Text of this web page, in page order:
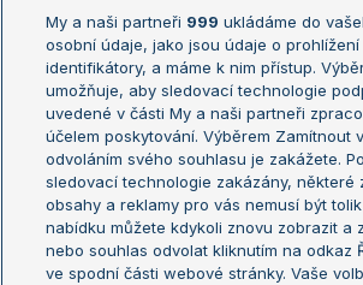
Žebříček ATP (muži)
Žebříček WTA (ženy)
Sázkařský žebříček
Australian Open
French Open
Wimbledon
US Open
Turnaj mistrů
Turnaj mistryň
Aktualní trendy
Fotbalové přestupy
My a naši partneři 999 ukládáme do
osobní údaje, jako jsou údaje o
identifikátory, a máme k nim přístup.
umožňuje, aby sledovací technologie
uvedené v části My a naši partneři
účelem poskytování. Výběrem Zamítnout
odvoláním svého souhlasu je zakážete.
sledovací technologie zakázány, některé
obsahy a reklamy pro vás nemusí být
nabídku můžete kdykoli znovu zobrazit a
nebo souhlas odvolat kliknutím na odkaz
ve spodní části webové stránky. Vaše